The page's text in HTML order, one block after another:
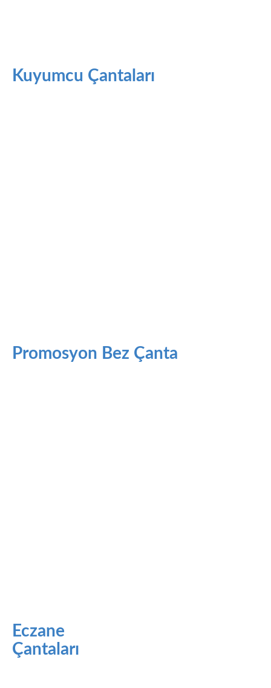
Kuyumcu Çantaları
Promosyon Bez Çanta
Eczane
Çantaları